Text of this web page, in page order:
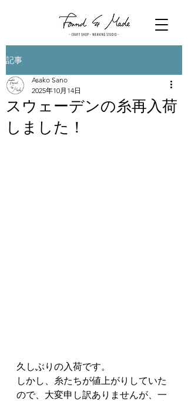
記事
スウェーデンの糸再入荷
しました！
Asako Sano
2025年10月14日
久しぶりの入荷です。
しかし、糸たちが値上がりしていた
ので、大変申し訳ありませんが、一